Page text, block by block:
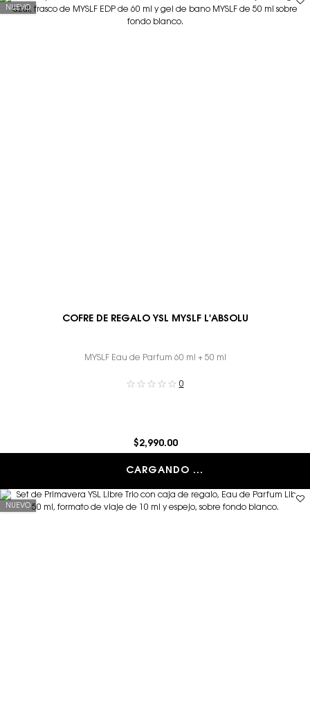
NUEVO
COFRE DE REGALO YSL MYSLF L'ABSOLU
MYSLF Eau de Parfum 60 ml + 50 ml
0
$2,990.00
CARGANDO ...
NUEVO